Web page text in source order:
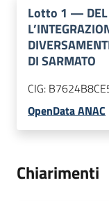
Lotto 1 —
DI SARMATO
CIG:
OpenData ANAC
Chiarimenti